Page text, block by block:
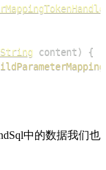
String content)
{
中的数据我们也